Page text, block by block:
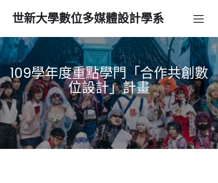
世新大學數位多媒體設計學系
109學年度重點學門「合作共創數
位設計」計畫